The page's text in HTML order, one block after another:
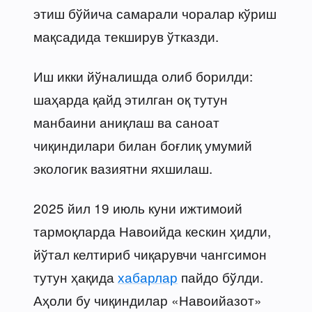
этиш бўйича самарали чоралар кўриш
мақсадида текширув ўтказди.
Иш икки йўналишда олиб борилди:
шаҳарда қайд этилган оқ тутун
манбаини аниқлаш ва саноат
чиқиндилари билан боғлиқ умумий
экологик вазиятни яхшилаш.
2025 йил 19 июль куни ижтимоий
тармоқларда Навоийда кескин ҳидли,
йўтал келтириб чиқарувчи чангсимон
тутун ҳақида хабарлар пайдо бўлди.
Аҳоли бу чиқиндилар «Навоийазот»